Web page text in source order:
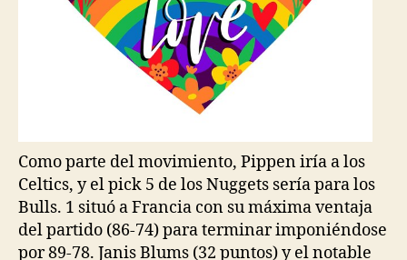
Como parte del movimiento, Pippen iría a los
Celtics, y el pick 5 de los Nuggets sería para los
Bulls. 1 situó a Francia con su máxima ventaja
del partido (86-74) para terminar imponiéndose
por 89-78. Janis Blums (32 puntos) y el notable